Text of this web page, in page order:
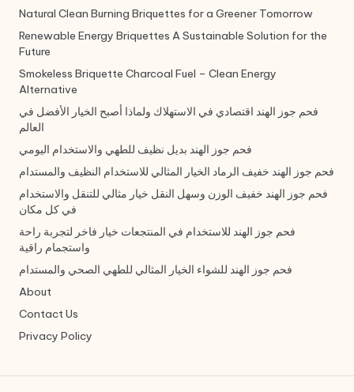
Natural Clean Burning Briquettes for a Greener Tomorrow
Renewable Energy Briquettes A Sustainable Solution for the
Future
Smokeless Briquette Charcoal Fuel – Clean Energy
Alternative
فحم جوز الهند اقتصادي في الاستهلاك ولماذا أصبح الخيار الأفضل في
العالم
فحم جوز الهند بديل نظيف للطهي والاستخدام اليومي
فحم جوز الهند خفيف الرماد الخيار المثالي للاستخدام النظيف والمستدام
فحم جوز الهند خفيف الوزن وسهل النقل خيار مثالي للتنقل والاستخدام
في كل مكان
فحم جوز الهند للاستخدام في المنتجعات خيار فاخر لتجربة راحة
واستجمام راقية
فحم جوز الهند للشواء الخيار المثالي للطهي الصحي والمستدام
About
Contact Us
Privacy Policy